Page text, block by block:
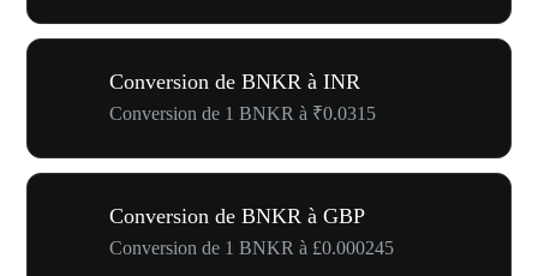
Conversion de BNKR à INR
Conversion de 1 BNKR à ₹0.0315
Conversion de BNKR à GBP
Conversion de 1 BNKR à £0.000245